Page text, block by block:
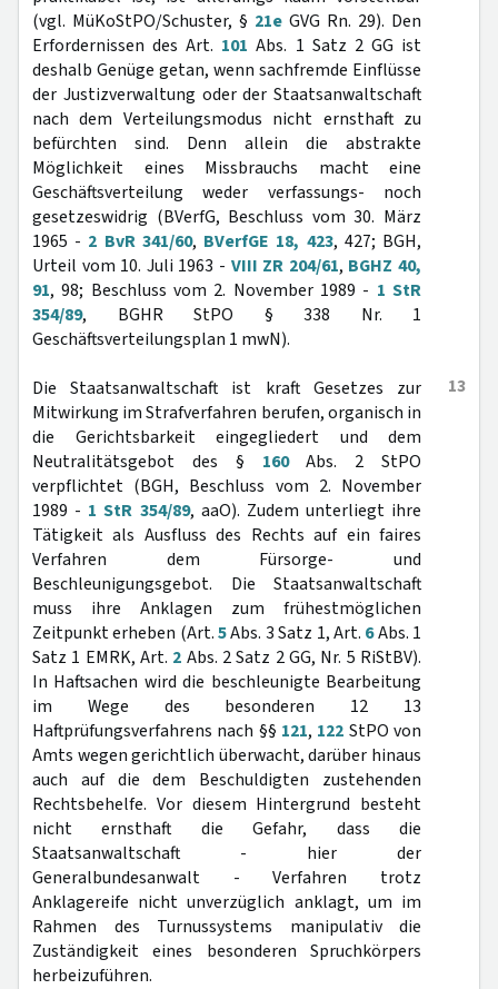
(vgl. MüKoStPO/Schuster, § 21e GVG Rn. 29). Den
Erfordernissen des Art. 101 Abs. 1 Satz 2 GG ist
deshalb Genüge getan, wenn sachfremde Einflüsse
der Justizverwaltung oder der Staatsanwaltschaft
nach dem Verteilungsmodus nicht ernsthaft zu
befürchten sind. Denn allein die abstrakte
Möglichkeit eines Missbrauchs macht eine
Geschäftsverteilung weder verfassungs- noch
gesetzeswidrig (BVerfG, Beschluss vom 30. März
1965 - 2 BvR 341/60, BVerfGE 18, 423, 427; BGH,
Urteil vom 10. Juli 1963 - VIII ZR 204/61, BGHZ 40,
91, 98; Beschluss vom 2. November 1989 - 1 StR
354/89, BGHR StPO § 338 Nr. 1
Geschäftsverteilungsplan 1 mwN).
13
Die Staatsanwaltschaft ist kraft Gesetzes zur
Mitwirkung im Strafverfahren berufen, organisch in
die Gerichtsbarkeit eingegliedert und dem
Neutralitätsgebot des § 160Abs. 2 StPO
verpflichtet (BGH, Beschluss vom 2. November
1989 - 1 StR 354/89, aaO). Zudem unterliegt ihre
Tätigkeit als Ausfluss des Rechts auf ein faires
Verfahren dem Fürsorge- und
Beschleunigungsgebot. Die Staatsanwaltschaft
muss ihre Anklagen zum frühestmöglichen
Zeitpunkt erheben (Art.5Abs. 3 Satz 1, Art. 6Abs. 1
Satz 1 EMRK, Art. 2 Abs. 2 Satz 2 GG, Nr. 5 RiStBV).
In Haftsachen wird die beschleunigte Bearbeitung
im Wege des besonderen 12 13
Haftprüfungsverfahrens nach §§ 121, 122 StPO von
Amts wegen gerichtlich überwacht, darüber hinaus
auch auf die dem Beschuldigten zustehenden
Rechtsbehelfe. Vor diesem Hintergrund besteht
nicht ernsthaft die Gefahr, dass die
Staatsanwaltschaft - hier der
Generalbundesanwalt - Verfahren trotz
Anklagereife nicht unverzüglich anklagt, um im
Rahmen des Turnussystems manipulativ die
Zuständigkeit eines besonderen Spruchkörpers
herbeizuführen.